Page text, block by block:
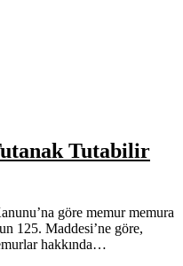
Tutabilir
göre memur memura
125. Maddesi’ne göre,
hakkında…